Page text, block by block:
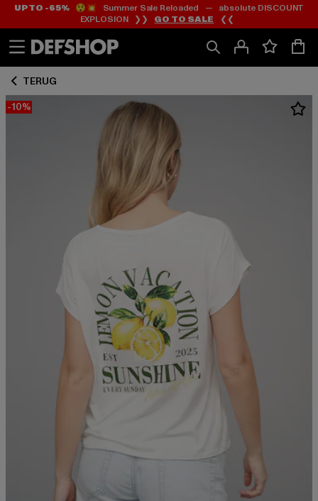
Ga
naar
Ga
naar
UP TO -65%😲💥 Summer Sale Reloaded — absolute DISCOUNT
EXPLOSION ❯❯ GO TO SALE ❮❮
TERUG
-10%